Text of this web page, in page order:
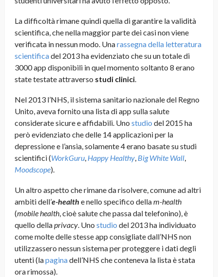
La difficoltà rimane quindi quella di garantire la validità
scientifica, che nella maggior parte dei casi non viene
verificata in nessun modo. Unarassegna della letteratura
scientificadel 2013 ha evidenziato che su un totale di
3000 app disponibili in quel momento soltanto 8 erano
state testate attraverso studi clinici.
Nel 2013 l’NHS, il sistema sanitario nazionale del Regno
Unito, aveva fornito una lista di app sulla salute
considerate sicure e affidabili. Uno studio del 2015 ha
però evidenziato che delle 14 applicazioni per la
depressione e l’ansia, solamente 4 erano basate su studi
scientifici (WorkGuru, Happy Healthy, Big White Wall,
Moodscope).
Un altro aspetto che rimane da risolvere, comune ad altri
ambiti dell’e-health e nello specifico dellam-health
(mobile health, cioè salute che passa dal telefonino), è
quello dellaprivacy. Uno studio del 2013 ha individuato
come molte delle stesse app consigliate dall’NHS non
utilizzassero nessun sistema per proteggere i dati degli
utenti (lapaginadell’NHS che conteneva la lista è stata
ora rimossa).